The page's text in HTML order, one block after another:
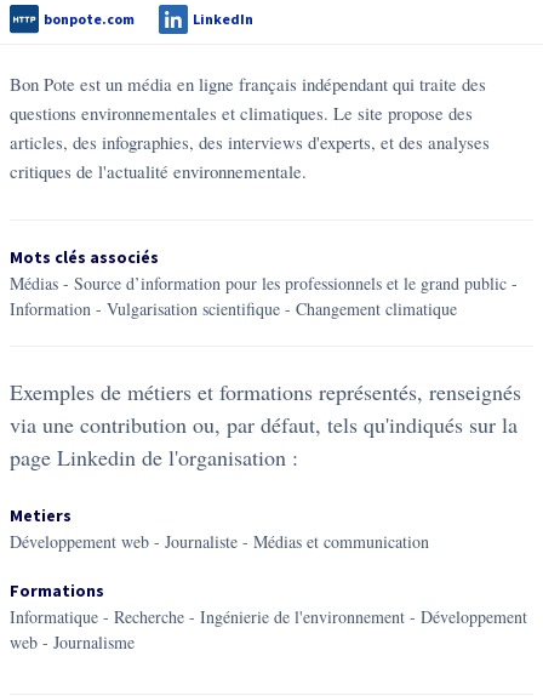
bonpote.com LinkedIn
Bon Pote est un média en ligne français indépendant qui traite des
questions environnementales et climatiques. Le site propose des
articles, des infographies, des interviews d'experts, et des analyses
critiques de l'actualité environnementale.
Mots clés associés
médias - source d’information pour les professionnels et le grand public -
information - vulgarisation scientifique - changement climatique
Exemples de métiers et formations représentés, renseignés
via une contribution ou, par défaut, tels qu'indiqués sur la
page Linkedin de l'organisation :
Metiers
Développement web - Journaliste - Médias et communication
Formations
Informatique - Recherche - Ingénierie de l'environnement - Développement
web - Journalisme